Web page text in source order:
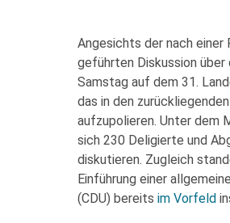
Angesichts der nach
geführten Diskussion
Samstag auf dem 31.
das in den
aufzupolieren. Unter dem
sich 230 Deligierte und
diskutieren. Zugleich
Einführung einer
(CDU) bereits im Vorfeld